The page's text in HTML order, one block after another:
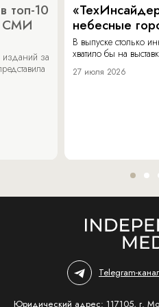
топ-10
СМИ
изданий за
небесные
В выпуске столько
хватило бы на
27 июля 2026
Telegram-
Юридический адрес: 117105, г.